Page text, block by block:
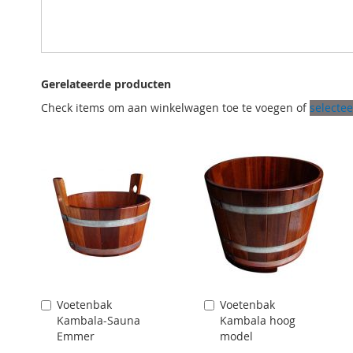
Gerelateerde producten
Check items om aan winkelwagen toe te voegen of
Voetenbak
Kambala-Sauna
Emmer
Aan
winkelwagen
toevoegen
Voetenbak
Kambala hoog
model
Aan
winkelwagen
toevoegen